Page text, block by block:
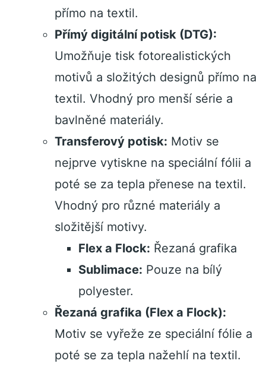
přímo na textil.
Přímý digitální potisk (DTG):
Umožňuje tisk fotorealistických
motivů a složitých designů přímo na
textil. Vhodný pro menší série a
bavlněné materiály.
Transferový potisk: Motiv se
nejprve vytiskne na speciální fólii a
poté se za tepla přenese na textil.
Vhodný pro různé materiály a
složitější motivy.
Flex a Flock: Řezaná grafika
Sublimace: Pouze na bílý
polyester.
Řezaná grafika (Flex a Flock):
Motiv se vyřeže ze speciální fólie a
poté se za tepla nažehlí na textil.